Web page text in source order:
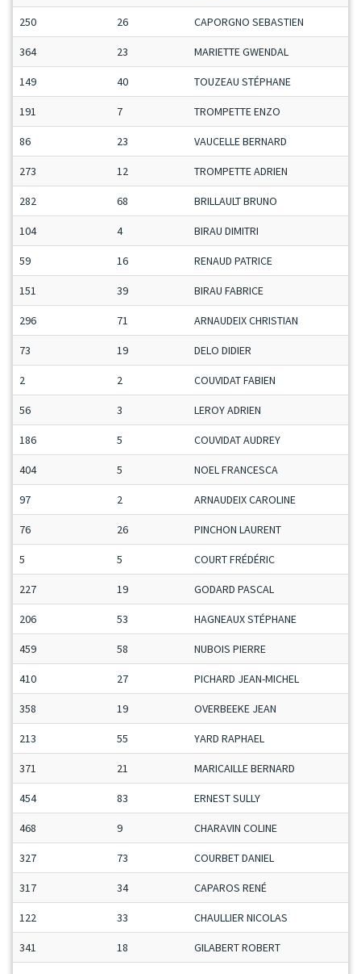
250 26 CAPORGNO SEBASTIEN
364 23 MARIETTE GWENDAL
149 40 TOUZEAU STÉPHANE
191 7 TROMPETTE ENZO
86 23 VAUCELLE BERNARD
273 12 TROMPETTE ADRIEN
282 68 BRILLAULT BRUNO
104 4 BIRAU DIMITRI
59 16 RENAUD PATRICE
151 39 BIRAU FABRICE
296 71 ARNAUDEIX CHRISTIAN
73 19 DELO DIDIER
2 2 COUVIDAT FABIEN
56 3 LEROY ADRIEN
186 5 COUVIDAT AUDREY
404 5 NOEL FRANCESCA
97 2 ARNAUDEIX CAROLINE
76 26 PINCHON LAURENT
5 5 COURT FRÉDÉRIC
227 19 GODARD PASCAL
206 53 HAGNEAUX STÉPHANE
459 58 NUBOIS PIERRE
410 27 PICHARD JEAN-MICHEL
358 19 OVERBEEKE JEAN
213 55 YARD RAPHAEL
371 21 MARICAILLE BERNARD
454 83 ERNEST SULLY
468 9 CHARAVIN COLINE
327 73 COURBET DANIEL
317 34 CAPAROS RENÉ
122 33 CHAULLIER NICOLAS
341 18 GILABERT ROBERT